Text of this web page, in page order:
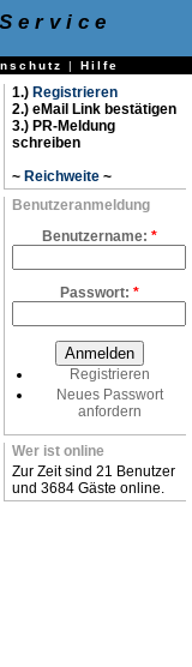
| Hilfe
1.) Registrieren
2.) eMail Link bestätigen
3.) PR-Meldung
schreiben
~ Reichweite ~
Benutzeranmeldung
Benutzername: *
Passwort: *
Registrieren
Neues Passwort
anfordern
Wer ist online
Zur Zeit sind 21 Benutzer
und 3684 Gäste online.